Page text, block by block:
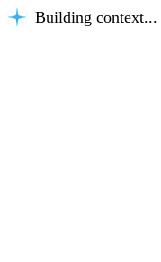
Building context...